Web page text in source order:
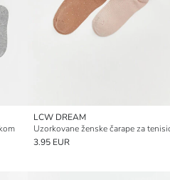
LCW DREAM
3.95 EUR